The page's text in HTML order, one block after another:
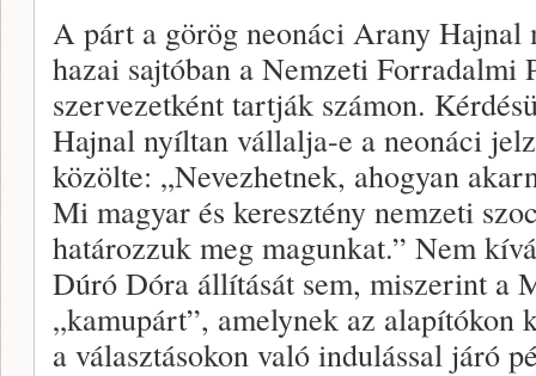
A párt a görög neonáci Arany
hazai sajtóban a Nemzeti Forradalmi
szervezetként tartják számon.
Hajnal nyíltan vállalja-e a neonáci
közölte: „Nevezhetnek, ahogyan
Mi magyar és keresztény nemzeti
határozzuk meg magunkat.” Nem
Dúró Dóra állítását sem, miszerint a
„kamupárt”, amelynek az alapítókon
a választásokon való indulással járó